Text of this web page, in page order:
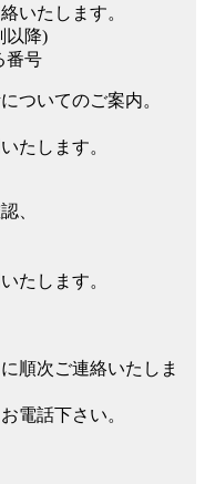
いたします。
以降)
番号
ついてのご案内。
たします。
、
たします。
順次ご連絡いたしま
電話下さい。